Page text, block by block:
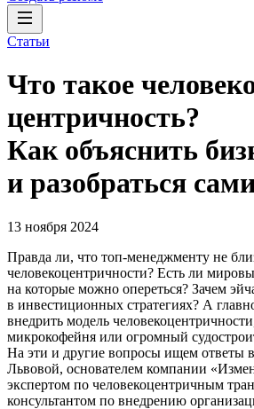
Статьи
Что такое
центричность?
Как объяснить
и разобраться
13 ноября 2024
Правда ли, что топ-менеджменту не
человекоцентричности? Есть ли
на которые можно опереться? Зачем
в инвестиционных стратегиях? А
внедрить модель
микрокофейня или огромный
На эти и другие вопросы ищем ответы
Львовой, основателем компании
экспертом по человекоцентричным
консультантом по внедрению